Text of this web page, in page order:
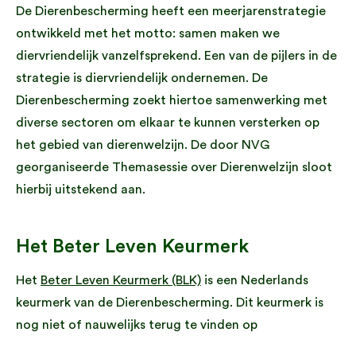
De Dierenbescherming heeft een meerjarenstrategie
ontwikkeld met het motto: samen maken we
diervriendelijk vanzelfsprekend. Een van de pijlers in de
strategie is diervriendelijk ondernemen. De
Dierenbescherming zoekt hiertoe samenwerking met
diverse sectoren om elkaar te kunnen versterken op
het gebied van dierenwelzijn. De door NVG
georganiseerde Themasessie over Dierenwelzijn sloot
hierbij uitstekend aan.
Het Beter Leven Keurmerk
Het Beter Leven Keurmerk (BLK) is een Nederlands
keurmerk van de Dierenbescherming. Dit keurmerk is
nog niet of nauwelijks terug te vinden op